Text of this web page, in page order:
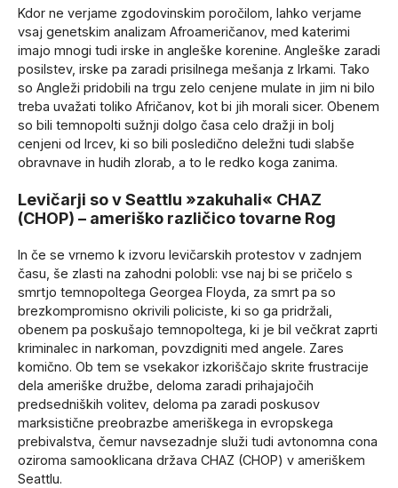
Kdor ne verjame zgodovinskim poročilom, lahko verjame
vsaj genetskim analizam Afroameričanov, med katerimi
imajo mnogi tudi irske in angleške korenine. Angleške zaradi
posilstev, irske pa zaradi prisilnega mešanja z Irkami. Tako
so Angleži pridobili na trgu zelo cenjene mulate in jim ni bilo
treba uvažati toliko Afričanov, kot bi jih morali sicer. Obenem
so bili temnopolti sužnji dolgo časa celo dražji in bolj
cenjeni od Ircev, ki so bili posledično deležni tudi slabše
obravnave in hudih zlorab, a to le redko koga zanima.
Levičarji so v Seattlu »zakuhali« CHAZ
(CHOP) – ameriško različico tovarne Rog
In če se vrnemo k izvoru levičarskih protestov v zadnjem
času, še zlasti na zahodni polobli: vse naj bi se pričelo s
smrtjo temnopoltega Georgea Floyda, za smrt pa so
brezkompromisno okrivili policiste, ki so ga pridržali,
obenem pa poskušajo temnopoltega, ki je bil večkrat zaprti
kriminalec in narkoman, povzdigniti med angele. Zares
komično. Ob tem se vsekakor izkoriščajo skrite frustracije
dela ameriške družbe, deloma zaradi prihajajočih
predsedniških volitev, deloma pa zaradi poskusov
marksistične preobrazbe ameriškega in evropskega
prebivalstva, čemur navsezadnje služi tudi avtonomna cona
oziroma samooklicana država CHAZ (CHOP) v ameriškem
Seattlu.